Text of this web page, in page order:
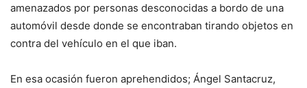
amenazados por personas desconocidas a bordo de una
automóvil desde donde se encontraban tirando objetos en
contra del vehículo en el que iban.
En esa ocasión fueron aprehendidos; Ángel Santacruz,